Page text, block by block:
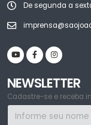
De segunda a
NEWSLETTER
Cadastre-se e receba